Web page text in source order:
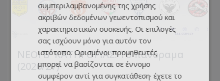
ΝΕΟΙ Β' ΚΑΤΗΓΟΡΙΑΣ: Το πανόραμα
(2026/27)
συμπεριλαμβανομένης της χρήσης
ακριβών δεδομένων γεωεντοπισμού και
χαρακτηριστικών συσκευής. Οι επιλογές
σας ισχύουν μόνο για αυτόν τον
ιστότοπο. Ορισμένοι προμηθευτές
μπορεί να βασίζονται σε έννομο
συμφέρον αντί για συγκατάθεση· έχετε το